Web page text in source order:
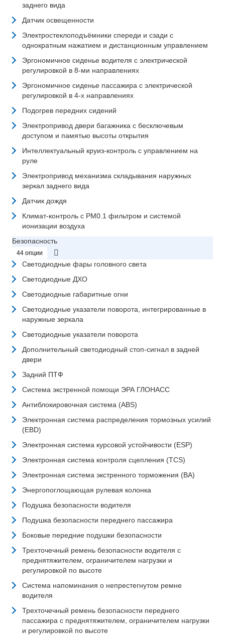
заднего вида
Датчик освещенности
Электростеклоподъёмники спереди и сзади с
однократным нажатием и дистанционным управлением
Эргономичное сиденье водителя с электрической
регулировкой в 8-ми направлениях
Эргономичное сиденье пассажира с электрической
регулировкой в 4-х направлениях
Подогрев передних сидений
Электропривод двери багажника с бесключевым
доступом и памятью высоты открытия
Интеллектуальный круиз-контроль с управлением на
руле
Электропривод механизма складывания наружных
зеркал заднего вида
Датчик дождя
Климат-контроль с PM0.1 фильтром и системой
ионизации воздуха
Безопасность
44 опции
Светодиодные фары головного света
Светодиодные ДХО
Светодиодные габаритные огни
Светодиодные указатели поворота, интегрированные в
наружные зеркала
Светодиодные указатели поворота
Дополнительный светодиодный стоп-сигнал в задней
двери
Задний ПТФ
Система экстренной помощи ЭРА ГЛОНАСС
Антиблокировочная система (ABS)
Электронная система распределения тормозных усилий
(EBD)
Электронная система курсовой устойчивости (ESP)
Электронная система контроля сцепления (TCS)
Электронная система экстренного торможения (BA)
Энергопоглощающая рулевая колонка
Подушка безопасности водителя
Подушка безопасности переднего пассажира
Боковые передние подушки безопасности
Трехточечный ремень безопасности водителя с
преднятяжителем, ограничителем нагрузки и
регулировкой по высоте
Система напоминания о непрестегнутом ремне
водителя
Трехточечный ремень безопасности переднего
пассажира с преднятяжителем, ограничителем нагрузки
и регулировкой по высоте